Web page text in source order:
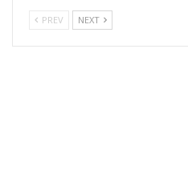
PREV NEXT